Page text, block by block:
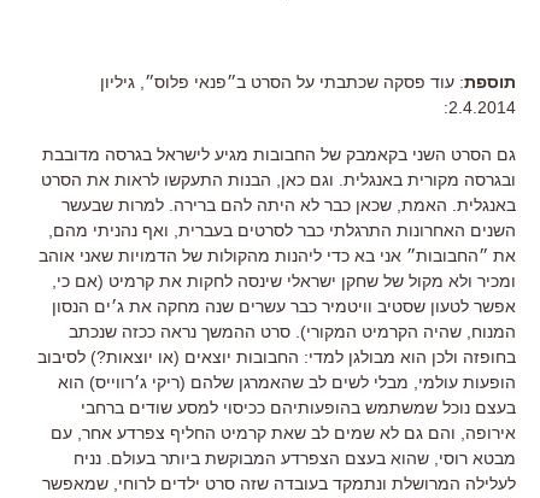
תוספת: עוד פסקה שכתבתי על הסרט ב״פנאי פלוס״, גיליון
2.4.2014:
גם הסרט השני בקאמבק של החבובות מגיע לישראל בגרסה מדובבת
ובגרסה מקורית באנגלית. וגם כאן, הבנות התעקשו לראות את הסרט
באנגלית. האמת, שכאן כבר לא היתה להם ברירה. למרות שבעשר
השנים האחרונות התרגלתי כבר לסרטים בעברית, ואף נהניתי מהם,
את ״החבובות״ אני בא כדי ליהנות מהקולות של הדמויות שאני אוהב
ומכיר ולא מקול של שחקן ישראלי שינסה לחקות את קרמיט (אם כי,
אפשר לטעון שסטיב וויטמיר כבר עשרים שנה מחקה את ג׳ים הנסון
המנוח, שהיה הקרמיט המקורי). סרט ההמשך נראה ככזה שנכתב
בחופזה ולכן הוא מבולגן למדי: החבובות יוצאים (או יוצאות?) לסיבוב
הופעות עולמי, מבלי לשים לב שהאמרגן שלהם (ריקי ג׳רווייס) הוא
בעצם נוכל שמשתמש בהופעותיהם ככיסוי למסע שודים ברחבי
אירופה, והם גם לא שמים לב שאת קרמיט החליף צפרדע אחר, עם
מבטא רוסי, שהוא בעצם הצפרדע המבוקשת ביותר בעולם. נניח
לעלילה המרושלת ונתמקד בעובדה שזה סרט ילדים לרוחי, שמאפשר